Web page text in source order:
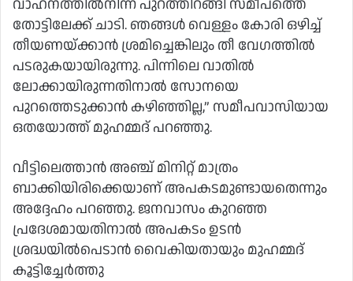
വാഹനത്തില്‍നിന്ന് പുറത്തിറങ്ങി സമീപത്തെ
തോട്ടിലേക്ക് ചാടി. ഞങ്ങള്‍ വെള്ളം കോരി ഒഴിച്ച്
തീയണയ്ക്കാന്‍ ശ്രമിച്ചെങ്കിലും തീ വേഗത്തില്‍
പടരുകയായിരുന്നു. പിന്നിലെ വാതില്‍
ലോക്കായിരുന്നതിനാല്‍ സോനയെ
പുറത്തെടുക്കാന്‍ കഴിഞ്ഞില്ല,” സമീപവാസിയായ
ഒതയോത്ത് മുഹമ്മദ് പറഞ്ഞു.
വീട്ടിലെത്താന്‍ അഞ്ച് മിനിറ്റ് മാത്രം
ബാക്കിയിരിക്കെയാണ് അപകടമുണ്ടായതെന്നും
അദ്ദേഹം പറഞ്ഞു. ജനവാസം കുറഞ്ഞ
പ്രദേശമായതിനാല്‍ അപകടം ഉടന്‍
ശ്രദ്ധയില്‍പെടാന്‍ വൈകിയതായും മുഹമ്മദ്
കൂട്ടിച്ചേർത്തു